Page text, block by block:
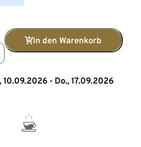
In den Warenkorb
10.09.2026 - Do., 17.09.2026